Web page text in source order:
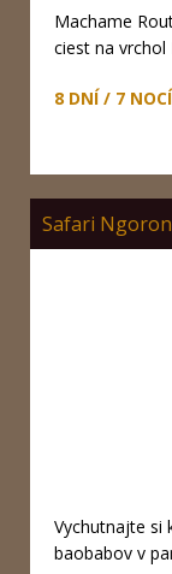
Machame
ciest na
8 DNÍ / 7 NOCÍ
Safari
Vychutnajte si
baobabov v